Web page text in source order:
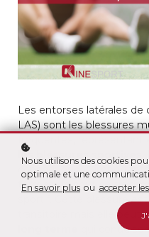
Les entorses latérales de
LAS) sont les blessures
les blessures sportives
conséquences
termes de coût de
sportif. Cette blessure
transitoire mais elle peut
qui
Nous utilisons des cookies
optimale et une
En savoir plus ou accepter